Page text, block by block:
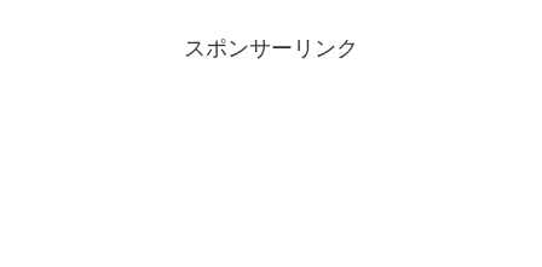
スポンサーリンク